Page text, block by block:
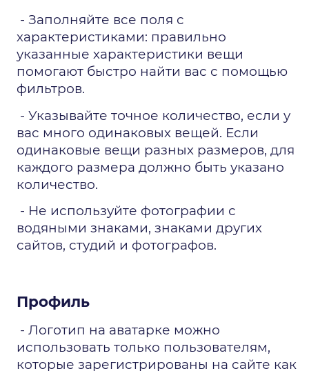
- Заполняйте все поля с
характеристиками: правильно
указанные характеристики вещи
помогают быстро найти вас с помощью
фильтров.
- Указывайте точное количество, если у
вас много одинаковых вещей. Если
одинаковые вещи разных размеров, для
каждого размера должно быть указано
количество.
- Не используйте фотографии с
водяными знаками, знаками других
сайтов, студий и фотографов.
Профиль
- Логотип на аватарке можно
использовать только пользователям,
которые зарегистрированы на сайте как